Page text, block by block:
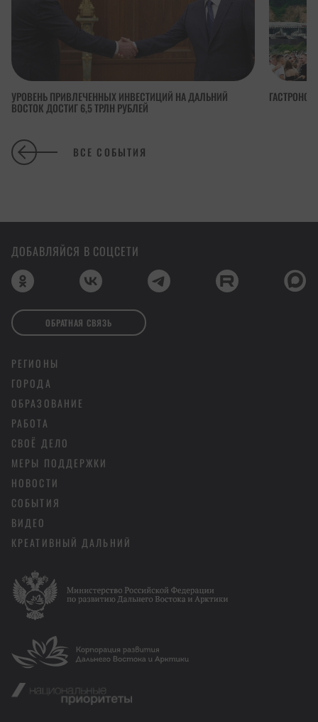
УРОВЕНЬ ПРИВЛЕЧЕННЫХ ИНВЕСТИЦИЙ НА ДАЛЬНИЙ
ВОСТОК ДОСТИГ 6,5 ТРЛН РУБЛЕЙ
ВСЕ СОБЫТИЯ
РЕГИОНЫ
ГОРОДА
ОБРАЗОВАНИЕ
РАБОТА
СВОЁ ДЕЛО
МЕРЫ ПОДДЕРЖКИ
НОВОСТИ
СОБЫТИЯ
ВИДЕО
КРЕАТИВНЫЙ ДАЛЬНИЙ
ДОБАВЛЯЙСЯ В СОЦСЕТИ
ОБРАТНАЯ СВЯЗЬ